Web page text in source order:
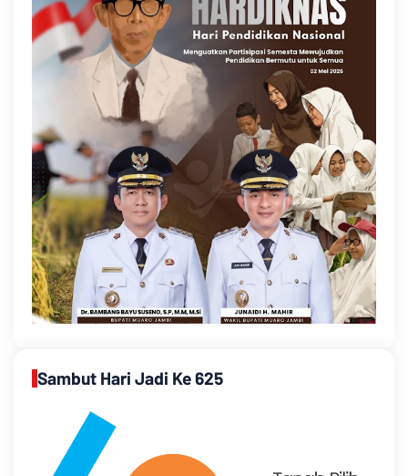
Sambut Hari Jadi Ke 625